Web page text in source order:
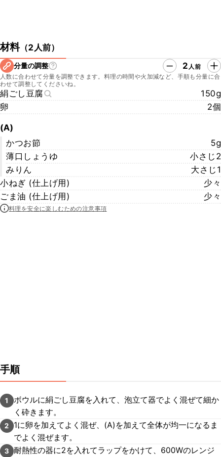
材料（2人前）
分量の調整 2 人前
人数に合わせて分量を調整できます。料理の時間や火加減など、手順も分量に合
わせて調整してくださいね。
絹ごし豆腐
150g
卵
2個
(A)
かつお節
5g
薄口しょうゆ
小さじ2
みりん
大さじ1
小ねぎ (仕上げ用)
少々
ごま油 (仕上げ用)
少々
料理を安全に楽しむための注意事項
手順
1
ボウルに絹ごし豆腐を入れて、泡立て器でよく混ぜて細か
く砕きます。
2
1に卵を加えてよく混ぜ、(A)を加えて全体が均一になるま
でよく混ぜます。
3 耐熱性の器に2を入れてラップをかけて、600Wのレンジ